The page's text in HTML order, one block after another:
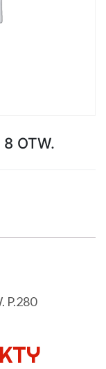
OTW.
P.280